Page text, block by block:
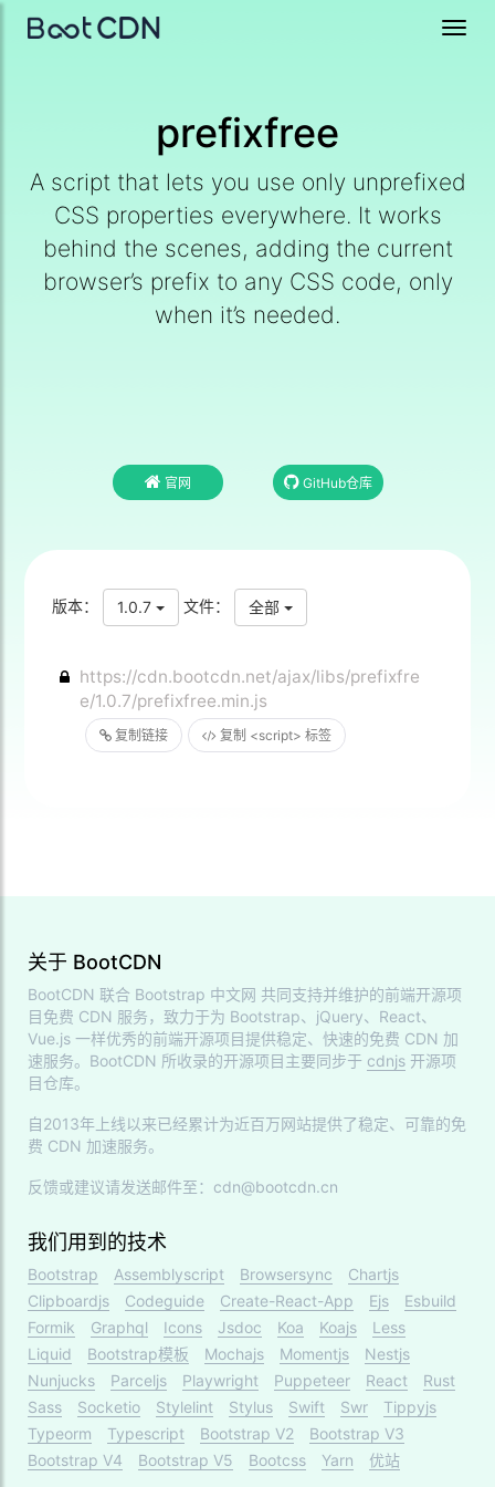
prefixfree
A script that lets you use only unprefixed
CSS properties everywhere. It works
behind the scenes, adding the current
browser’s prefix to any CSS code, only
when it’s needed.
官网 GitHub仓库
版本： 1.0.7 文件： 全部
复制链接 复制 <script> 标签
https://cdn.bootcdn.net/ajax/libs/prefixfre
e/1.0.7/prefixfree.min.js
关于 BootCDN
BootCDN 联合 Bootstrap 中文网 共同支持并维护的前端开源项
目免费 CDN 服务，致力于为 Bootstrap、jQuery、React、
Vue.js 一样优秀的前端开源项目提供稳定、快速的免费 CDN 加
速服务。BootCDN 所收录的开源项目主要同步于 cdnjs 开源项
目仓库。
自2013年上线以来已经累计为近百万网站提供了稳定、可靠的免
费 CDN 加速服务。
反馈或建议请发送邮件至：cdn@bootcdn.cn
我们用到的技术
Bootstrap Assemblyscript Browsersync
Chartjs
Clipboardjs
Codeguide Create-React-App Ejs
Esbuild
Formik
Graphql Icons Jsdoc Koa Koajs
Less
Liquid
Bootstrap模板 Mochajs Momentjs
Nestjs
Nunjucks
Parceljs Playwright Puppeteer React
Rust
Sass
Socketio Stylelint Stylus Swift Swr
Tippyjs
Typeorm
Typescript Bootstrap V2
Bootstrap V3
Bootstrap V4
Bootstrap V5 Bootcss Yarn 优站